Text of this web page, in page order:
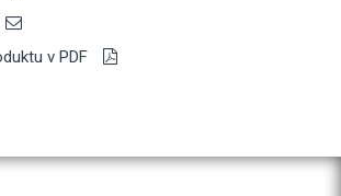
v PDF